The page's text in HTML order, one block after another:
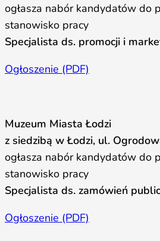
ogłasza nabór kandydatów do
stanowisko pracy
Specjalista ds. promocji i
Ogłoszenie (PDF)
Muzeum Miasta Łodzi
z siedzibą w Łodzi, ul.
ogłasza nabór kandydatów do
stanowisko pracy
Specjalista ds. zamówień
Ogłoszenie (PDF)